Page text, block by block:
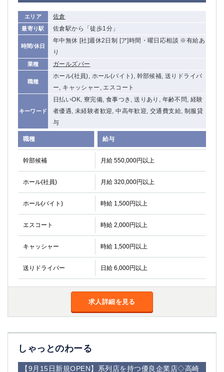
エリア 佐倉
最寄り駅 佐倉駅から「徒歩1分」
時間/休日
年中無休 [社]週休2日制 [ア]時間・曜日応相談 ※有給あ
り
業種 ガールズバー
職種
ホール(社員), ホール(バイト), 幹部候補, 送りドライバ
ー, キャッシャー, エスコート
キーワード
日払いOK, 寮完備, 食事つき, 送りあり, 年齢不問, 経験
者優遇, 未経験者歓迎, 中高年歓迎, 交通費支給, 制服貸
与
職種 給与
幹部候補 月給 550,000円以上
ホール(社員) 月給 320,000円以上
ホール(バイト) 時給 1,500円以上
エスコート 時給 2,000円以上
キャッシャー 時給 1,500円以上
送りドライバー 日給 6,000円以上
求人詳細を見る
しゃっとのわーる
【9月15日新規OPEN】系列店を持つ優良企業店◇高崎